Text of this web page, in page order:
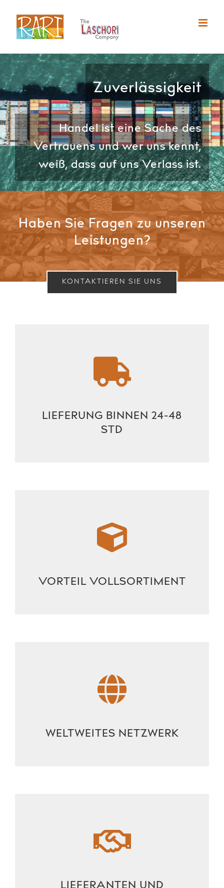
Inhalt
springen
Zuverlässigkeit
Handel ist eine Sache des
Vertrauens und wer uns kennt,
weiß, dass auf uns Verlass ist.
Haben Sie Fragen zu unseren
Leistungen?
KONTAKTIEREN SIE UNS
LIEFERUNG BINNEN 24-48
STD
VORTEIL VOLLSORTIMENT
WELTWEITES NETZWERK